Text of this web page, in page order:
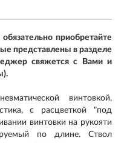
приобретайте
представлены в разделе
свяжется с Вами и
винтовкой,
с расцветкой "под
винтовки на рукояти
по длине. Ствол